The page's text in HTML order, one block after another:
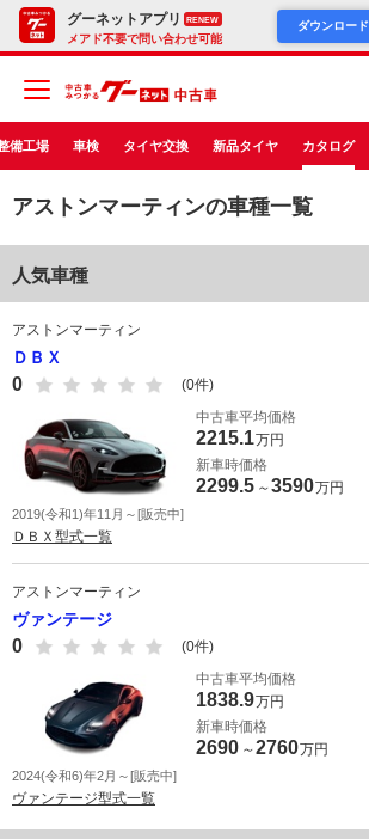
グーネットアプリ RENEW
メアド不要で問い合わせ可能
ダウンロード
備工場 車検 タイヤ交換 新品タイヤ カタログ
アストンマーティンの車種一覧
人気車種
アストンマーティン
ＤＢＸ
0
(0件)
中古車平均価格
2215.1万円
新車時価格
2299.5 ～3590万円
2019(令和1)年11月～[販売中]
ＤＢＸ型式一覧
アストンマーティン
ヴァンテージ
0
(0件)
中古車平均価格
1838.9万円
新車時価格
2690 ～2760万円
2024(令和6)年2月～[販売中]
ヴァンテージ型式一覧